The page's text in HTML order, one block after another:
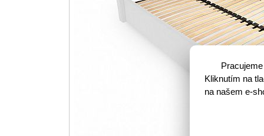
Kliknutím na
na našem e-